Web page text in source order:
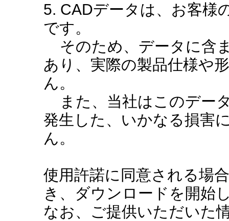
5. CADデータは、お客様
です。
そのため、データに含
あり、実際の製品仕様や
ん。
また、当社はこのデー
発生した、いかなる損害
ん。
使用許諾に同意される場
き、ダウンロードを開始
なお、ご提供いただいた